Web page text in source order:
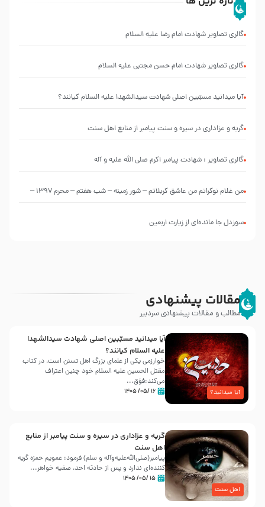
گالری تصاویر شهادت امام رضا علیه السلام
گالری تصاویر شهادت امام حسن مجتبی علیه السلام
آیا میدانید مسبّبین اصلی شهادت سیدالشهدا علیه ‌السلام کیانند؟
گریه و عزاداری در سیره و سنت پیامبر از منابع اهل سنت
گالری تصاویر : شهادت پیامبر اکرم صلی الله علیه و آله
من غلام نوکراتم من عاشق کربلاتم – شور زمینه – شب هفتم – محرم 1397 –
سوزدل جا مانده‌ای از زیارت اربعین
مقالات پیشنهادی
مطالب و مقالات پیشنهادی سردبیر
آیا میدانید؟
آیا میدانید مسبّبین اصلی شهادت سیدالشهدا
علیه ‌السلام کیانند؟
خوارزمی یکی از علمای بزرگ اهل تسنن است، در کتاب
مقتل الحسین علیه ‌السلام خود چنین اعتراف
می‌کند:فوَق...
۱۶ /۰۵/ ۱۴۰۵
اهل سنت
گریه و عزاداری در سیره و سنت پیامبر از منابع
اهل سنت
پیامبر(صلی‌الله‌علیه‌وآله و سلم) فرمود: عمویم حمزه گریه
کننده‌ای ندارد و پس از حادثه احد، صفیه خواهر...
۱۵ /۰۵/ ۱۴۰۵